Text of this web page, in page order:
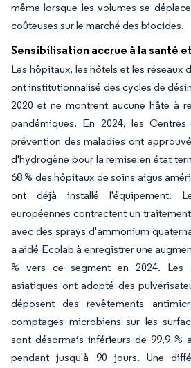
même lorsque les volumes se
coûteuses sur le marché des biocides.
Sensibilisation accrue à la santé
Les hôpitaux, les hôtels et les réseaux
ont institutionnalisé des cycles de
2020 et ne montrent aucune hâte à
pandémiques. En 2024, les
prévention des maladies ont
d'hydrogène pour la remise en état
68 % des hôpitaux de soins aigus
ont déjà installé l'équipement.
européennes contractent un
avec des sprays d'ammonium
a aidé Ecolab à enregistrer une
% vers ce segment en 2024. Les
asiatiques ont adopté des
déposent des revêtements
comptages microbiens sur les
sont désormais inférieurs de 99,9 %
pendant jusqu'à 90 jours. Une